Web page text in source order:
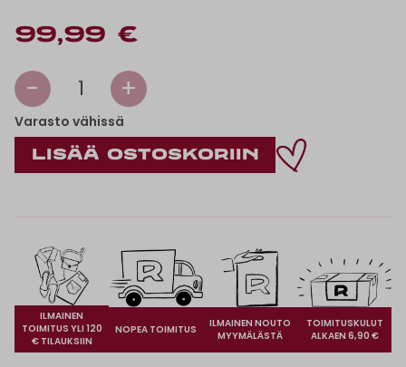
99,99 €
- 1 +
Varasto vähissä
ILMAINEN
TOIMITUS YLI 120
€ TILAUKSIIN
NOPEA TOIMITUS
ILMAINEN NOUTO
MYYMÄLÄSTÄ
TOIMITUSKULUT
ALKAEN 6,90 €